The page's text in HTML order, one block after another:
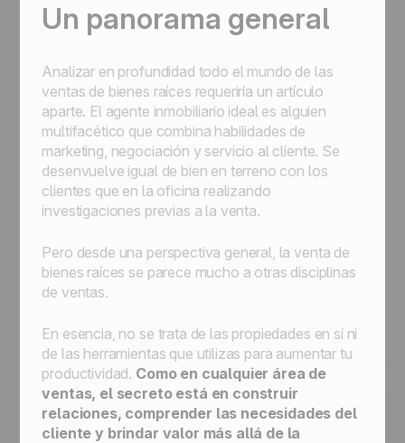
Un panorama general
Analizar en profundidad todo el mundo de las
ventas de bienes raíces requeriría un artículo
aparte. El agente inmobiliario ideal es alguien
multifacético que combina habilidades de
marketing, negociación y servicio al cliente. Se
desenvuelve igual de bien en terreno con los
clientes que en la oficina realizando
investigaciones previas a la venta.
Pero desde una perspectiva general, la venta de
bienes raíces se parece mucho a otras disciplinas
de ventas.
En esencia, no se trata de las propiedades en sí ni
de las herramientas que utilizas para aumentar tu
productividad. Como en cualquier área de
ventas, el secreto está en construir
relaciones, comprender las necesidades del
cliente y brindar valor más allá de la